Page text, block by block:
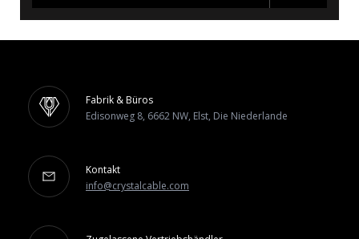
Fabrik & Büros
Edisonweg 8, 6662 NW, Elst, Die Niederlande
Kontakt
info@crystalcable.com